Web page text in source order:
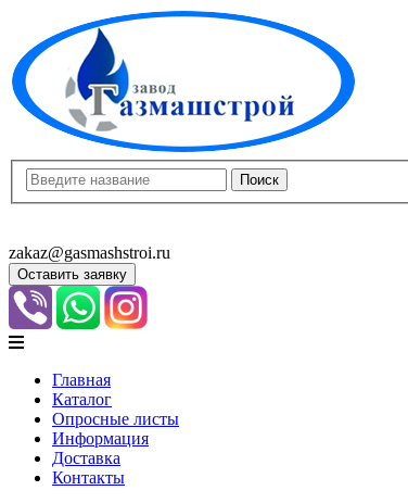
zakaz@gasmashstroi.ru
Оставить заявку
Главная
Каталог
Опросные листы
Информация
Доставка
Контакты